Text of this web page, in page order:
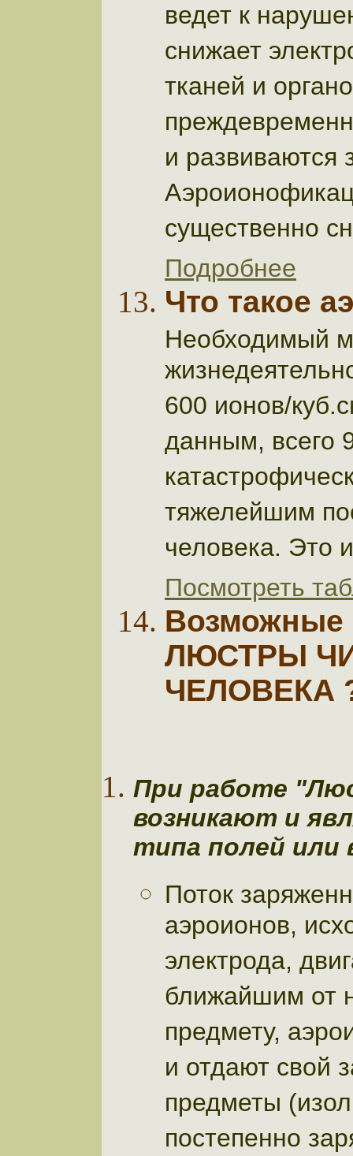
ведет к
снижает
тканей и
и развиваются
существенно
Подробнее
Что такое
Необходимый
600 ионов/
данным, всего
тяжелейшим
человека. Это
Посмотреть
Возможные
ЛЮСТРЫ
ЧЕЛОВЕКА
При работе
возникают и
типа полей или
Поток
аэроионов,
электрода,
ближайшим от
предмету,
и отдают свой
предметы
постепенно